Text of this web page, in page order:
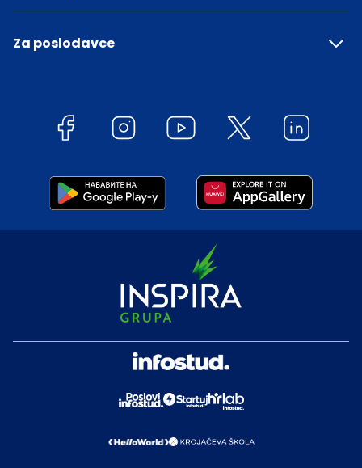
Za poslodavce